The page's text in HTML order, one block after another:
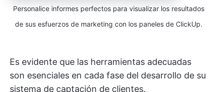
Personalice informes perfectos para visualizar los resultados
de sus esfuerzos de marketing con los paneles de ClickUp.
Es evidente que las herramientas adecuadas
son esenciales en cada fase del desarrollo de su
sistema de captación de clientes.